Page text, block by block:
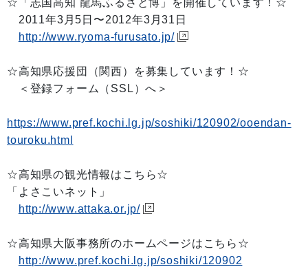
☆「志国高知 龍馬ふるさと博」を開催しています！☆
2011年3月5日〜2012年3月31日
http://www.ryoma-furusato.jp/
☆高知県応援団（関西）を募集しています！☆
＜登録フォーム（SSL）へ＞
https://www.pref.kochi.lg.jp/soshiki/120902/ooendan-
touroku.html
☆高知県の観光情報はこちら☆
「よさこいネット」
http://www.attaka.or.jp/
☆高知県大阪事務所のホームページはこちら☆
http://www.pref.kochi.lg.jp/soshiki/120902